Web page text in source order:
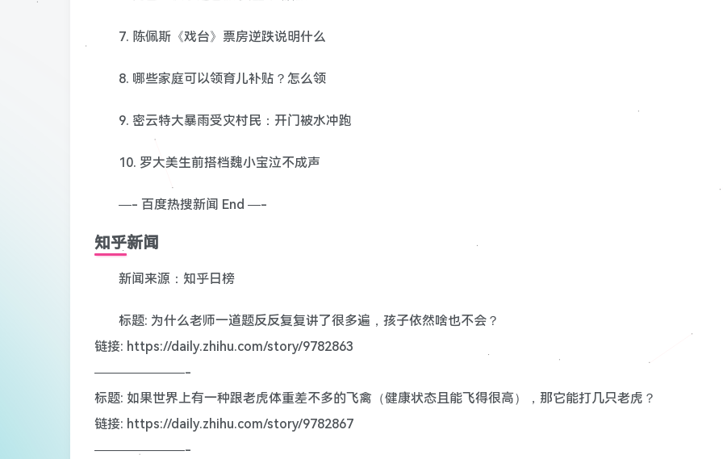
7. 陈佩斯《戏台》票房逆跌说明什么
8. 哪些家庭可以领育儿补贴？怎么领
9. 密云特大暴雨受灾村民：开门被水冲跑
10. 罗大美生前搭档魏小宝泣不成声
—- 百度热搜新闻 End —-
知乎新闻
新闻来源：知乎日榜
标题: 为什么老师一道题反反复复讲了很多遍，孩子依然啥也不会？
链接: https://daily.zhihu.com/story/9782863
———————-
标题: 如果世界上有一种跟老虎体重差不多的飞禽（健康状态且能飞得很高），那它能打几只老虎？
链接: https://daily.zhihu.com/story/9782867
———————-